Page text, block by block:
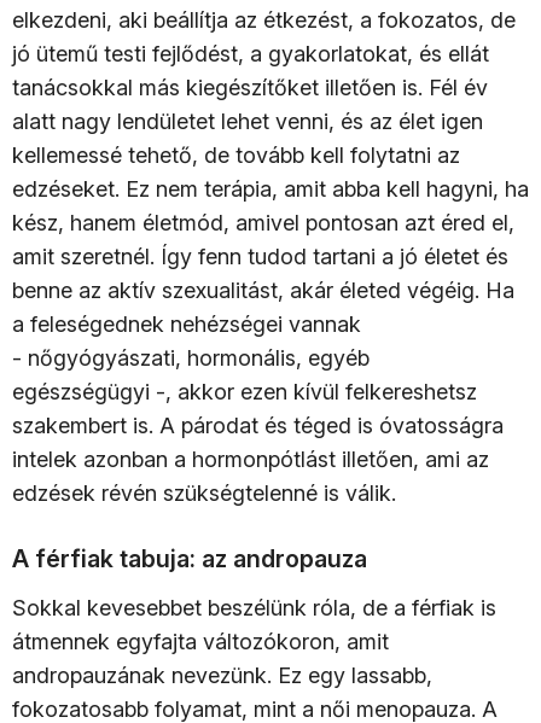
elkezdeni, aki beállítja az étkezést, a fokozatos, de
jó ütemű testi fejlődést, a gyakorlatokat, és ellát
tanácsokkal más kiegészítőket illetően is. Fél év
alatt nagy lendületet lehet venni, és az élet igen
kellemessé tehető, de tovább kell folytatni az
edzéseket. Ez nem terápia, amit abba kell hagyni, ha
kész, hanem életmód, amivel pontosan azt éred el,
amit szeretnél. Így fenn tudod tartani a jó életet és
benne az aktív szexualitást, akár életed végéig. Ha
a feleségednek nehézségei vannak
- nőgyógyászati, hormonális, egyéb
egészségügyi -, akkor ezen kívül felkereshetsz
szakembert is. A párodat és téged is óvatosságra
intelek azonban a hormonpótlást illetően, ami az
edzések révén szükségtelenné is válik.
A férfiak tabuja: az andropauza
Sokkal kevesebbet beszélünk róla, de a férfiak is
átmennek egyfajta változókoron, amit
andropauzának nevezünk. Ez egy lassabb,
fokozatosabb folyamat, mint a női menopauza. A